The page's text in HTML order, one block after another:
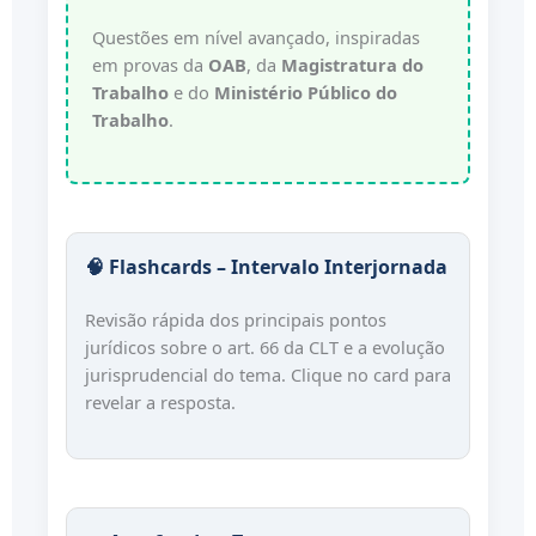
Pode reduzir?
Em regra,
não
Sim, em
casos
específicos
(art. 611-A)
obrigação para um dos empregadores.
A análise pode ser diferente caso exista
grupo econômico
forma mais ampla.
Questões em nível avançado, inspiradas
em provas da OAB, da Magistratura do
Trabalho e do Ministério Público do
Trabalho.
🧠 Flashcards – Intervalo Interjornada
Revisão rápida dos principais pontos
jurídicos sobre o art. 66 da CLT e a evolução
jurisprudencial do tema. Clique no card para
revelar a resposta.